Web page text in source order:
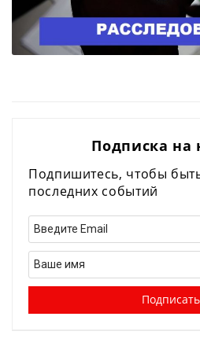
Подписка на
Подпишитесь, чтобы
последних событий